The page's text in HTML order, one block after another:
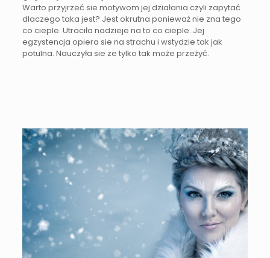
Warto przyjrzeć sie motywom jej działania czyli zapytać
dlaczego taka jest? Jest okrutna ponieważ nie zna tego
co cieple. Utraciła nadzieje na to co cieple. Jej
egzystencja opiera sie na strachu i wstydzie tak jak
potulna. Nauczyła sie ze tylko tak może przeżyć.